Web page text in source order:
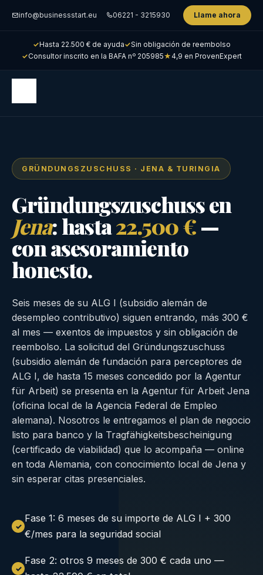
info@businessstart.eu 06221 - 3215930 Llame ahora
✓Hasta 22.500 € de ayuda✓Sin obligación de reembolso
✓Consultor inscrito en la BAFA nº 205985★4,9 en ProvenExpert
GRÜNDUNGSZUSCHUSS · JENA & TURINGIA
Gründungszuschuss en
Jena: hasta22.500 €—
con asesoramiento
honesto.
Seis meses de su ALG I (subsidio alemán de
desempleo contributivo) siguen entrando, más 300 €
al mes — exentos de impuestos y sin obligación de
reembolso. La solicitud del Gründungszuschuss
(subsidio alemán de fundación para perceptores de
ALG I, de hasta 15 meses concedido por la Agentur
für Arbeit) se presenta en la Agentur für Arbeit Jena
(oficina local de la Agencia Federal de Empleo
alemana). Nosotros le entregamos el plan de negocio
listo para banco y la Tragfähigkeitsbescheinigung
(certificado de viabilidad) que lo acompaña — online
en toda Alemania, con conocimiento local de Jena y
sin esperar citas presenciales.
Fase 1: 6 meses de su importe de ALG I + 300
€/mes para la seguridad social
Fase 2: otros 9 meses de 300 € cada uno —